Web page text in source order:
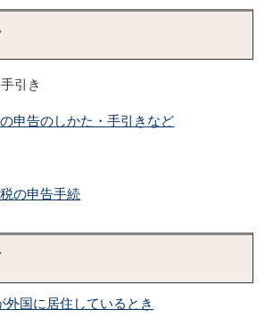
引き
申告のしかた・手引きなど
の申告手続
外国に居住しているとき